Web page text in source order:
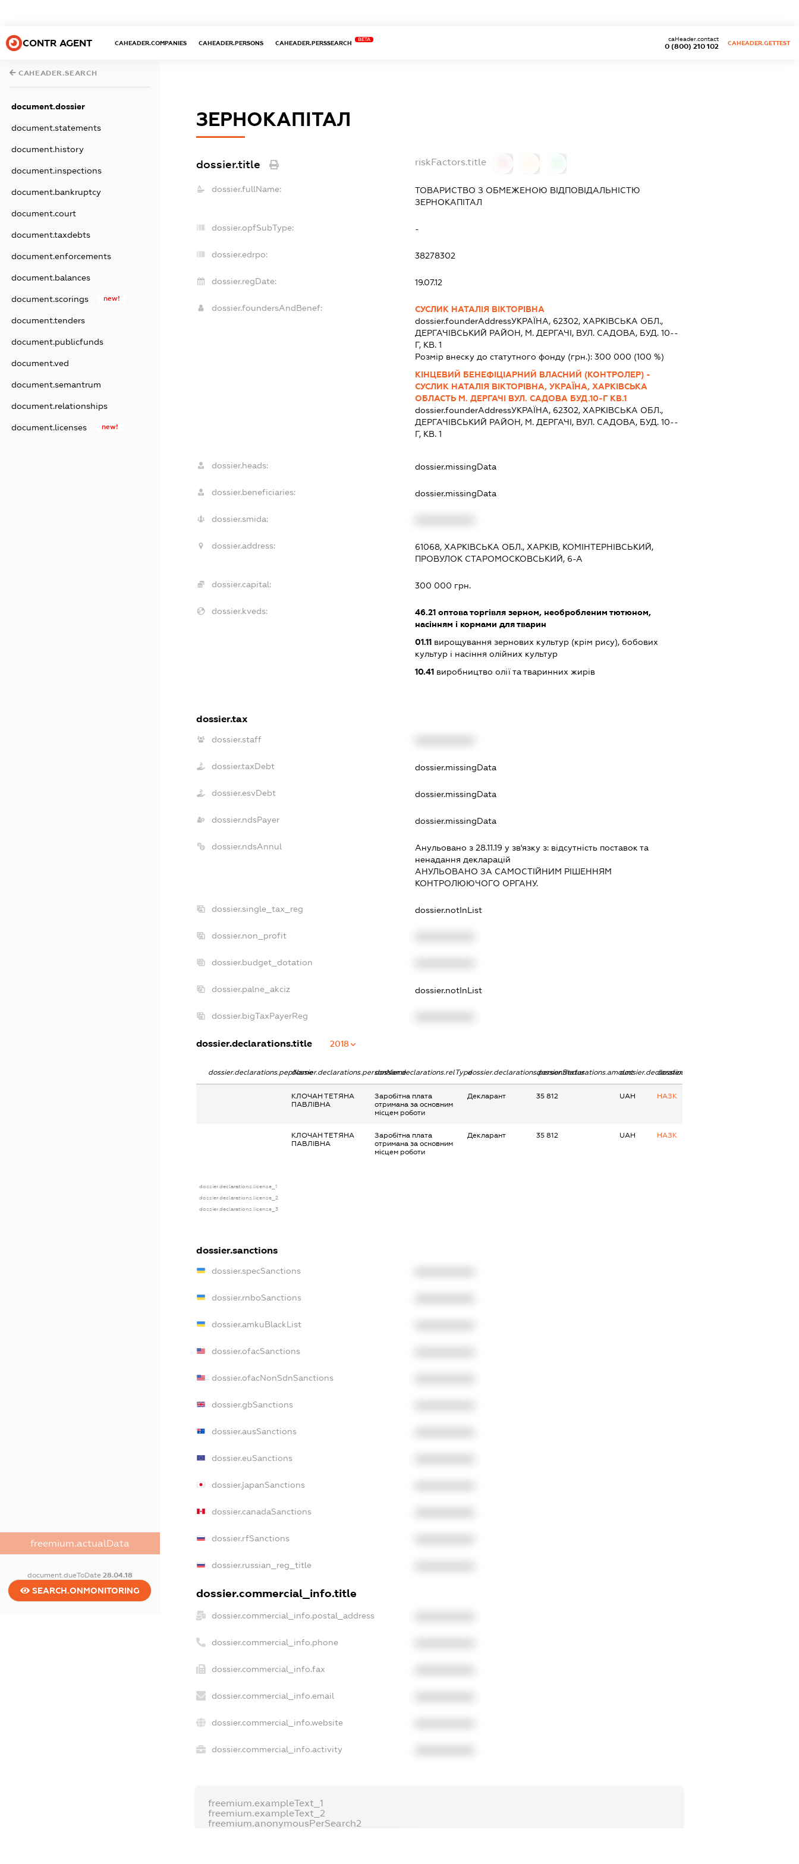
CONTR AGENT CAHEADER.COMPANIES CAHEADER.PERSONS CAHEADER.PERSSEARCH
BETA
0 (800) 210 102
caHeader.contact
CAHEADER.GETTEST
CAHEADER.SEARCH
document.dossier
document.statements
document.history
document.inspections
document.bankruptcy
document.court
document.taxdebts
document.enforcements
document.balances
document.scorings new!
document.tenders
document.publicfunds
document.ved
document.semantrum
document.relationships
document.licenses new!
freemium.actualData
document.dueToDate 28.04.18
SEARCH.ONMONITORING
ЗЕРНОКАПІТАЛ
dossier.title riskFactors.title
dossier.fullName:
ТОВАРИСТВО З ОБМЕЖЕНОЮ ВІДПОВІДАЛЬНІСТЮ
ЗЕРНОКАПІТАЛ
dossier.opfSubType: -
dossier.edrpo: 38278302
dossier.regDate: 19.07.12
dossier.foundersAndBenef:
СУСЛИК НАТАЛІЯ ВІКТОРІВНА
dossier.founderAddressУКРАЇНА, 62302, ХАРКIВСЬКА ОБЛ.,
ДЕРГАЧIВСЬКИЙ РАЙОН, М. ДЕРГАЧІ, ВУЛ. САДОВА, БУД. 10--
Г, КВ. 1
Розмір внеску до статутного фонду (грн.):300 000 (100 %)
КІНЦЕВИЙ БЕНЕФІЦІАРНИЙ ВЛАСНИЙ (КОНТРОЛЕР) -
СУСЛИК НАТАЛІЯ ВІКТОРІВНА, УКРАЇНА, ХАРКІВСЬКА
ОБЛАСТЬ М. ДЕРГАЧІ ВУЛ. САДОВА БУД.10-Г КВ.1
dossier.founderAddressУКРАЇНА, 62302, ХАРКIВСЬКА ОБЛ.,
ДЕРГАЧIВСЬКИЙ РАЙОН, М. ДЕРГАЧІ, ВУЛ. САДОВА, БУД. 10--
Г, КВ. 1
dossier.heads: dossier.missingData
dossier.beneficiaries: dossier.missingData
dossier.smida:
dossier.address:
61068, ХАРКІВСЬКА ОБЛ., ХАРКІВ, КОМІНТЕРНІВСЬКИЙ,
ПРОВУЛОК СТАРОМОСКОВСЬКИЙ, 6-А
dossier.capital: 300 000 грн.
dossier.kveds: 46.21 оптова торгівля зерном, необробленим тютюном,
насінням і кормами для тварин
01.11 вирощування зернових культур (крім рису), бобових
культур і насіння олійних культур
10.41 виробництво олії та тваринних жирів
dossier.tax
dossier.staff
dossier.taxDebt dossier.missingData
dossier.esvDebt dossier.missingData
dossier.ndsPayer dossier.missingData
dossier.ndsAnnul Анульовано з 28.11.19 у зв'язку з: вiдсутнiсть поставок та
ненадання декларацiй
АНУЛЬОВАНО ЗА САМОСТIЙНИМ РIШЕННЯМ
КОНТРОЛЮЮЧОГО ОРГАНУ.
dossier.single_tax_reg dossier.notInList
dossier.non_profit
dossier.budget_dotation
dossier.palne_akciz dossier.notInList
dossier.bigTaxPayerReg
dossier.declarations.title 2018
dossier.declarations.pepNamedossier.declarations.personNamedossier.declarations.relTypedossier.declarations.personStatusdossier.declarations.amountdossier.declarations.currency
dossier.declarations.source
КЛОЧАН ТЕТЯНА
ПАВЛІВНА
Заробітна плата
отримана за основним
місцем роботи
Декларант 35 812 UAH НАЗК
КЛОЧАН ТЕТЯНА
ПАВЛІВНА
Заробітна плата
отримана за основним
місцем роботи
Декларант 35 812 UAH НАЗК
dossier.declarations.license_1
dossier.declarations.license_2
dossier.declarations.license_3
dossier.sanctions
dossier.specSanctions
dossier.rnboSanctions
dossier.amkuBlackList
dossier.ofacSanctions
dossier.ofacNonSdnSanctions
dossier.gbSanctions
dossier.ausSanctions
dossier.euSanctions
dossier.japanSanctions
dossier.canadaSanctions
dossier.rfSanctions
dossier.russian_reg_title
dossier.commercial_info.title
dossier.commercial_info.postal_address
dossier.commercial_info.phone
dossier.commercial_info.fax
dossier.commercial_info.email
dossier.commercial_info.website
dossier.commercial_info.activity
freemium.exampleText_1
freemium.exampleText_2
freemium.anonymousPerSearch2